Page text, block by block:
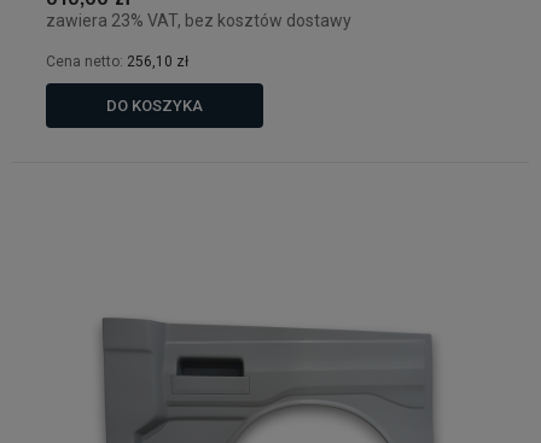
zawiera 23% VAT, bez kosztów dostawy
Cena netto: 256,10 zł
DO KOSZYKA